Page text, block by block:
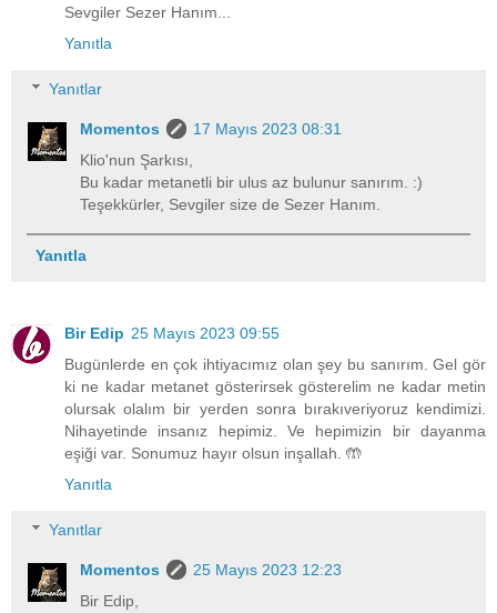
Sevgiler Sezer Hanım...
Yanıtla
Yanıtlar
Momentos
17 Mayıs 2023 08:31
Klio'nun Şarkısı,
Bu kadar metanetli bir ulus az bulunur sanırım. :)
Teşekkürler, Sevgiler size de Sezer Hanım.
Yanıtla
Bir Edip 25 Mayıs 2023 09:55
Bugünlerde en çok ihtiyacımız olan şey bu sanırım. Gel gör
ki ne kadar metanet gösterirsek gösterelim ne kadar metin
olursak olalım bir yerden sonra bırakıveriyoruz kendimizi.
Nihayetinde insanız hepimiz. Ve hepimizin bir dayanma
eşiği var. Sonumuz hayır olsun inşallah. 🤲
Yanıtla
Yanıtlar
Momentos
25 Mayıs 2023 12:23
Bir Edip,